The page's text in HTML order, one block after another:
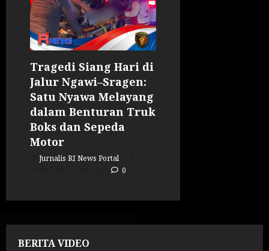
Tragedi Siang Hari di
Jalur Ngawi–Sragen:
Satu Nyawa Melayang
dalam Benturan Truk
Boks dan Sepeda
Motor
Jurnalis RI News Portal
0
BERITA VIDEO